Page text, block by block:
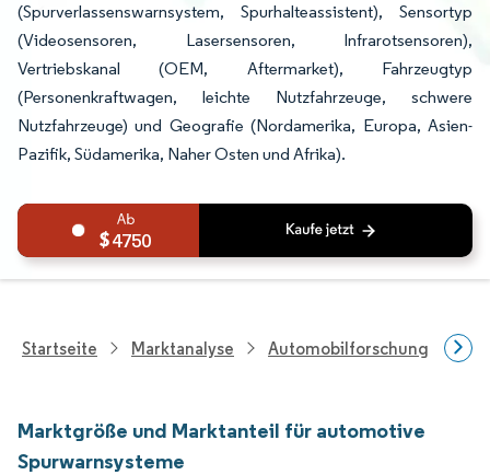
(Spurverlassenswarnsystem, Spurhalteassistent), Sensortyp
(Videosensoren, Lasersensoren, Infrarotsensoren),
Vertriebskanal (OEM, Aftermarket), Fahrzeugtyp
(Personenkraftwagen, leichte Nutzfahrzeuge, schwere
Nutzfahrzeuge) und Geografie (Nordamerika, Europa, Asien-
Pazifik, Südamerika, Naher Osten und Afrika).
4750
Startseite Marktanalyse Automobilforschung
Marktgröße und Marktanteil für automotive
Spurwarnsysteme